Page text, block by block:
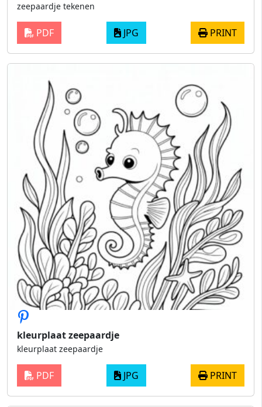
zeepaardje tekenen
PDF JPG PRINT
kleurplaat zeepaardje
kleurplaat zeepaardje
PDF JPG PRINT